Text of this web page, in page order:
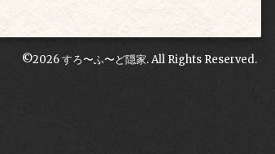
©2026すろ〜ふ〜ど隠家. All Rights Reserved.